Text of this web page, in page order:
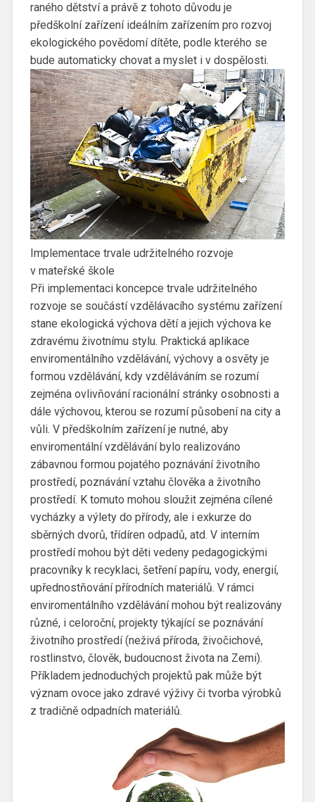
raného dětství a právě z tohoto důvodu je
předškolní zařízení ideálním zařízením pro rozvoj
ekologického povědomí dítěte, podle kterého se
bude automaticky chovat a myslet i v dospělosti.
Implementace trvale udržitelného rozvoje
v mateřské škole
Při implementaci koncepce trvale udržitelného
rozvoje se součástí vzdělávacího systému zařízení
stane ekologická výchova dětí a jejich výchova ke
zdravému životnímu stylu. Praktická aplikace
enviromentálního vzdělávání, výchovy a osvěty je
formou vzdělávání, kdy vzděláváním se rozumí
zejména ovlivňování racionální stránky osobnosti a
dále výchovou, kterou se rozumí působení na city a
vůli. V předškolním zařízení je nutné, aby
enviromentální vzdělávání bylo realizováno
zábavnou formou pojatého poznávání životního
prostředí, poznávání vztahu člověka a životního
prostředí. K tomuto mohou sloužit zejména cílené
vycházky a výlety do přírody, ale i exkurze do
sběrných dvorů, třídíren odpadů, atd. V interním
prostředí mohou být děti vedeny pedagogickými
pracovníky k recyklaci, šetření papíru, vody, energií,
upřednostňování přírodních materiálů. V rámci
enviromentálního vzdělávání mohou být realizovány
různé, i celoroční, projekty týkající se poznávání
životního prostředí (neživá příroda, živočichové,
rostlinstvo, člověk, budoucnost života na Zemi).
Příkladem jednoduchých projektů pak může být
význam ovoce jako zdravé výživy či tvorba výrobků
z tradičně odpadních materiálů.